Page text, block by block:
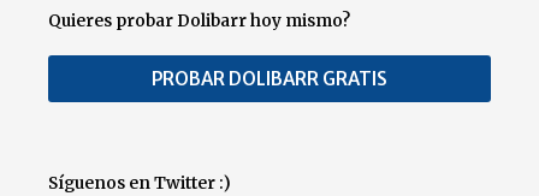
Quieres probar Dolibarr hoy mismo?
PROBAR DOLIBARR GRATIS
Síguenos en Twitter :)